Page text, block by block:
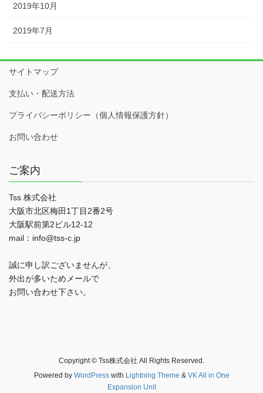
2019年10月
2019年7月
サイトマップ
支払い・配送方法
プライバシーポリシー（個人情報保護方針）
お問い合わせ
ご案内
Tss 株式会社
大阪市北区梅田1丁目2番2号
大阪駅前第2ビル12-12
mail：info@tss-c.jp
誠に申し訳ございませんが、
外出が多いためメールで
お問い合わせ下さい。
Copyright © Tss株式会社 All Rights Reserved.
Powered by WordPresswith Lightning Theme & VK All in One
Expansion Unit